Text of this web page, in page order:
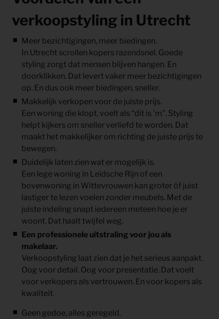
verkoopstyling in Utrecht
Meer bezichtigingen, meer biedingen.
In Utrecht scrollen kopers razendsnel. Goede
styling zorgt dat mensen blijven hangen. En
doorklikken. Dat levert vaker meer bezichtigingen
op. En dus ook meer biedingen, sneller.
Makkelijk verkopen voor de juiste prijs.
Een woning die klopt, voelt als “dit is ’m”. Styling
helpt kijkers om sneller verliefd te worden. Dat
maakt het makkelijker om richting de juiste prijs te
bewegen.
Duidelijk laten zien wat er mogelijk is.
Een lege woning in Leidsche Rijn of een
bovenwoning in Wittevrouwen kan groter óf juist
lastiger te lezen voelen zonder meubels. Met de
juiste indeling snapt iedereen meteen hoe je er
woont. Dat haalt twijfel weg.
Een professionele uitstraling voor jou als
makelaar.
Verkoopstyling laat zien dat je het serieus aanpakt.
Oog voor detail. Oog voor presentatie. Dat voelt
voor verkopers als vertrouwen. En voor kopers als
kwaliteit.
Geen gedoe, alles geregeld.